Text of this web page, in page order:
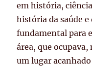
em história,
história da saúde e
fundamental para
área, que
um lugar